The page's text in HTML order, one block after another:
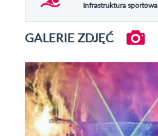
Infrastruktura sportowa
GALERIE ZDJĘĆ